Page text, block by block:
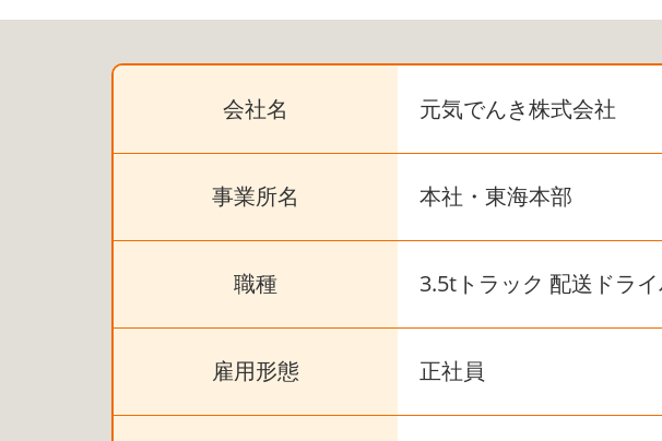
会社名 元気でんき株式会社
事業所名 本社・東海本部
職種 3.5tトラック 配送ドラ
雇用形態 正社員